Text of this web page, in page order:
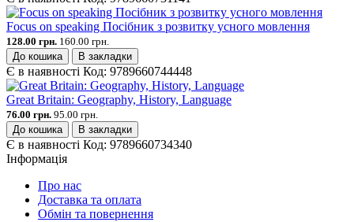
Focus on speaking Посібник з розвитку усного мовлення
128.00 грн. 160.00 грн.
До кошика
В закладки
Є в наявності Код: 9789660744448
Great Britain: Geography, History, Language
76.00 грн. 95.00 грн.
До кошика
В закладки
Є в наявності Код: 9789660734340
Інформація
Про нас
Доставка та оплата
Обмін та повернення